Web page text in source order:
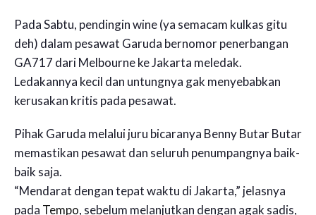
Pada Sabtu, pendingin wine (ya semacam kulkas gitu
deh) dalam pesawat Garuda bernomor penerbangan
GA717 dari Melbourne ke Jakarta meledak.
Ledakannya kecil dan untungnya gak menyebabkan
kerusakan kritis pada pesawat.
Pihak Garuda melalui juru bicaranya Benny Butar Butar
memastikan pesawat dan seluruh penumpangnya baik-
baik saja.
“Mendarat dengan tepat waktu di Jakarta,” jelasnya
pada Tempo, sebelum melanjutkan dengan agak sadis,